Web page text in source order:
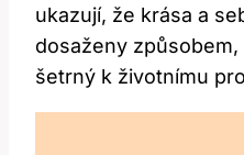
ukazují, že krása a
dosaženy
šetrný k životnímu